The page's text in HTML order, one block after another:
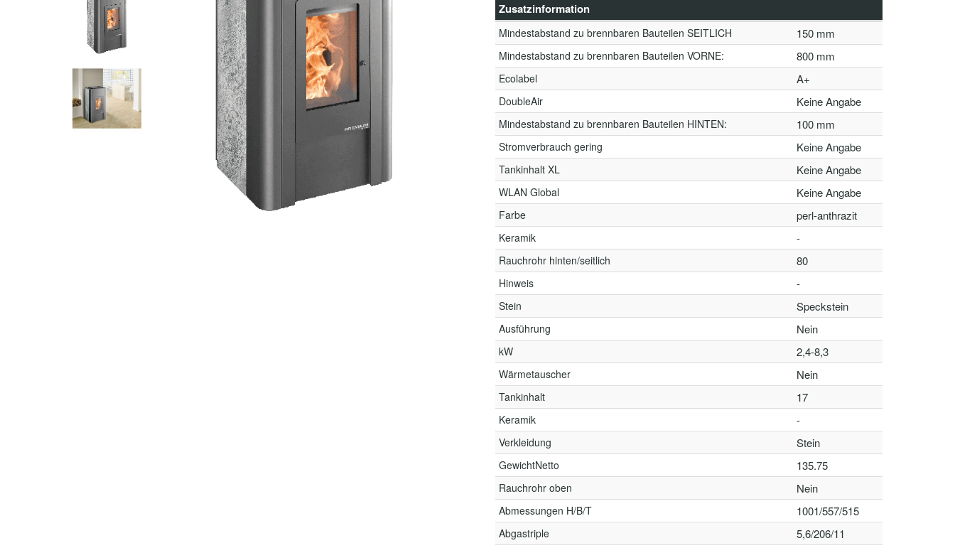
Zusatzinformation
Mindestabstand zu brennbaren Bauteilen SEITLICH 150 mm
Mindestabstand zu brennbaren Bauteilen VORNE: 800 mm
Ecolabel A+
DoubleAir Keine Angabe
Mindestabstand zu brennbaren Bauteilen HINTEN: 100 mm
Stromverbrauch gering Keine Angabe
Tankinhalt XL Keine Angabe
WLAN Global Keine Angabe
Farbe perl-anthrazit
Keramik -
Rauchrohr hinten/seitlich 80
Hinweis -
Stein Speckstein
Ausführung Nein
kW 2,4-8,3
Wärmetauscher Nein
Tankinhalt 17
Keramik -
Verkleidung Stein
GewichtNetto 135.75
Rauchrohr oben Nein
Abmessungen H/B/T 1001/557/515
Abgastriple 5,6/206/11